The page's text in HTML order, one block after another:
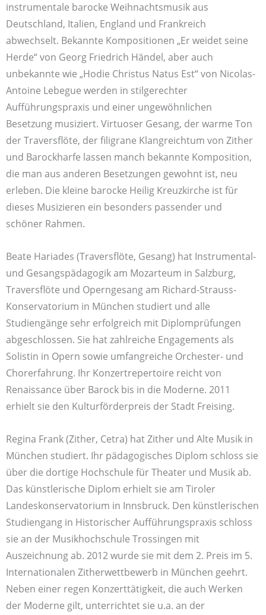
instrumentale barocke Weihnachtsmusik aus
Deutschland, Italien, England und Frankreich
abwechselt. Bekannte Kompositionen „Er weidet seine
Herde“ von Georg Friedrich Händel, aber auch
unbekannte wie „Hodie Christus Natus Est“ von Nicolas-
Antoine Lebegue werden in stilgerechter
Aufführungspraxis und einer ungewöhnlichen
Besetzung musiziert. Virtuoser Gesang, der warme Ton
der Traversflöte, der filigrane Klangreichtum von Zither
und Barockharfe lassen manch bekannte Komposition,
die man aus anderen Besetzungen gewohnt ist, neu
erleben. Die kleine barocke Heilig Kreuzkirche ist für
dieses Musizieren ein besonders passender und
schöner Rahmen.
Beate Hariades (Traversflöte, Gesang) hat Instrumental-
und Gesangspädagogik am Mozarteum in Salzburg,
Traversflöte und Operngesang am Richard-Strauss-
Konservatorium in München studiert und alle
Studiengänge sehr erfolgreich mit Diplomprüfungen
abgeschlossen. Sie hat zahlreiche Engagements als
Solistin in Opern sowie umfangreiche Orchester- und
Chorerfahrung. Ihr Konzertrepertoire reicht von
Renaissance über Barock bis in die Moderne. 2011
erhielt sie den Kulturförderpreis der Stadt Freising.
Regina Frank (Zither, Cetra) hat Zither und Alte Musik in
München studiert. Ihr pädagogisches Diplom schloss sie
über die dortige Hochschule für Theater und Musik ab.
Das künstlerische Diplom erhielt sie am Tiroler
Landeskonservatorium in Innsbruck. Den künstlerischen
Studiengang in Historischer Aufführungspraxis schloss
sie an der Musikhochschule Trossingen mit
Auszeichnung ab. 2012 wurde sie mit dem 2. Preis im 5.
Internationalen Zitherwettbewerb in München geehrt.
Neben einer regen Konzerttätigkeit, die auch Werken
der Moderne gilt, unterrichtet sie u.a. an der